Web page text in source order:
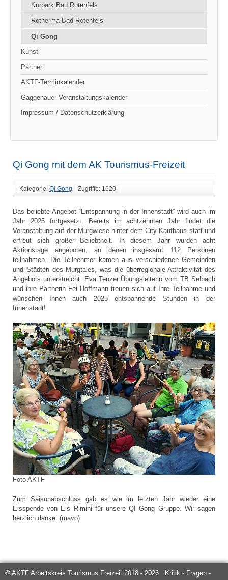
Kurpark Bad Rotenfels
Rotherma Bad Rotenfels
Qi Gong
Kunst
Partner
AKTF-Terminkalender
Gaggenauer Veranstaltungskalender
Impressum / Datenschutzerklärung
Qi Gong mit dem AK Tourismus-Freizeit
Kategorie: Qi Gong Zugriffe: 1620
Das beliebte Angebot “Entspannung in der Innenstadt” wird auch im
Jahr 2025 fortgesetzt. Bereits im achtzehnten Jahr findet die
Veranstaltung auf der Murgwiese hinter dem City Kaufhaus statt und
erfreut sich großer Beliebtheit. In diesem Jahr wurden acht
Aktionstage angeboten, an denen insgesamt 112 Personen
teilnahmen. Die Teilnehmer kamen aus verschiedenen Gemeinden
und Städten des Murgtales, was die überregionale Attraktivität des
Angebots unterstreicht. Eva Tenzer Übungsleiterin vom TB Selbach
und ihre Partnerin Fei Hoffmann freuen sich auf Ihre Teilnahme und
wünschen Ihnen auch 2025 entspannende Stunden in der
Innenstadt!
Foto AKTF
Zum Saisonabschluss gab es wie im letzten Jahr wieder eine
Eisspende von Eis Rimini für unsere QI Gong Gruppe. Wir sagen
herzlich danke. (mavo)
© AKTF Arbeitskreis Tourismus Freizeit 2018 - 2026 Kritik - Fragen -